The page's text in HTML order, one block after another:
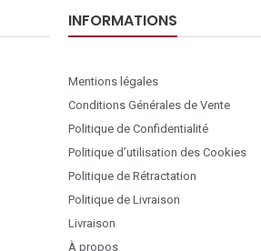
INFORMATIONS
Mentions légales
Conditions Générales de Vente
Politique de Confidentialité
Politique d’utilisation des Cookies
Politique de Rétractation
Politique de Livraison
Livraison
À propos